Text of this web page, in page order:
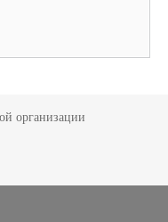
организации